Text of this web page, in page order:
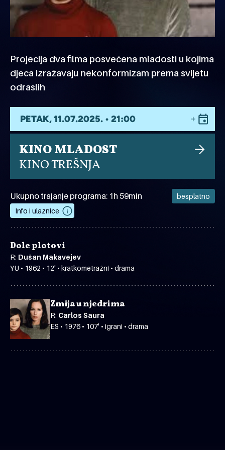
Projecija dva filma posvećena mladosti u kojima
djeca izražavaju nekonformizam prema svijetu
odraslih
PETAK, 11.07.2025. • 21:00
KINO MLADOST
KINO TREŠNJA
Ukupno trajanje programa: 1h 59min
besplatno
Info i ulaznice
Dole plotovi
R: Dušan Makavejev
YU • 1962 • 12' • kratkometražni • drama
Zmija u njedrima
R: Carlos Saura
ES • 1976 • 107' • igrani • drama